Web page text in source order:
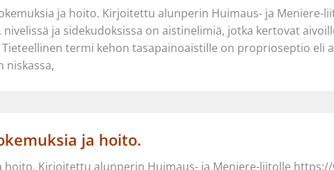
ja hoito. Kirjoitettu alunperin Huimaus- ja
ja sidekudoksissa on aistinelimiä, jotka kertovat
termi kehon tasapainoaistille on proprioseptio eli
ja hoito.
hoito. Kirjoitettu alunperin Huimaus- ja Meniere-liitolle